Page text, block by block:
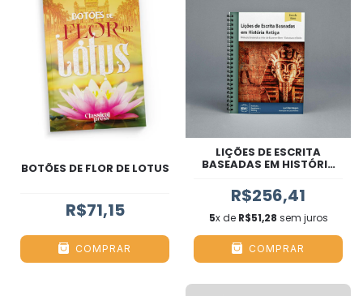
BOTÕES DE FLOR DE LOTUS
R$71,15
COMPRAR
LIÇÕES DE ESCRITA
BASEADAS EM HISTÓRIA
R$256,41
5x de R$51,28 sem juros
COMPRAR